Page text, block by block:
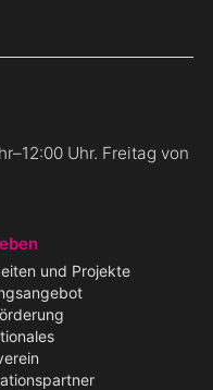
Uhr. Freitag von
und Projekte